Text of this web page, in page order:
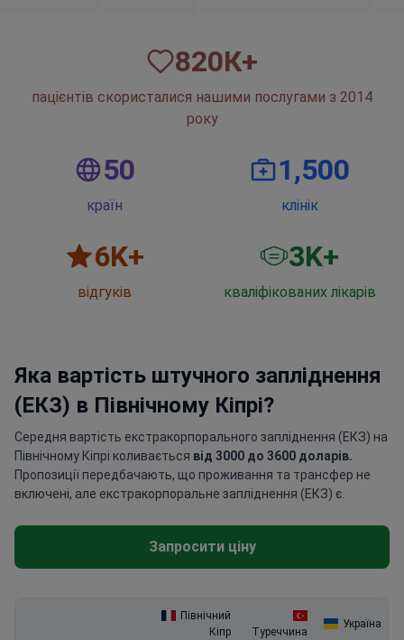
820К+
пацієнтів скористалися нашими послугами з 2014
року
50
країн
1,500
клінік
6K+
відгуків
3K+
кваліфікованих лікарів
Яка вартість штучного запліднення
(ЕКЗ) в Північному Кіпрі?
Середня вартість екстракорпорального запліднення (ЕКЗ) на
Північному Кіпрі коливається від 3000 до 3600 доларів.
Пропозиції передбачають, що проживання та трансфер не
включені, але екстракорпоральне запліднення (ЕКЗ) є.
Запросити ціну
Північний
Кіпр
Туреччина
Україна